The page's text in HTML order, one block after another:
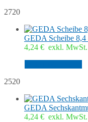
2720
GEDA Scheibe 8,4
4,24 € exkl. MwSt.
2520
GEDA
4,24 € exkl. MwSt.